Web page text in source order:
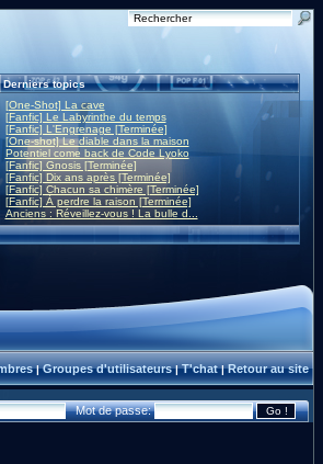
Derniers topics
[One-Shot] La cave
[Fanfic] Le Labyrinthe du temps
[Fanfic] L'Engrenage [Terminée]
[One-shot] Le diable dans la maison
Potentiel come back de Code Lyoko
[Fanfic] Gnosis [Terminée]
[Fanfic] Dix ans après [Terminée]
[Fanfic] Chacun sa chimère [Terminée]
[Fanfic] À perdre la raison [Terminée]
Anciens : Réveillez-vous ! La bulle d...
|Groupes d'utilisateurs|T'chat|Retour au site
Mot de passe: